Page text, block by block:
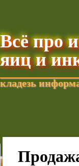
Всё про
яиц и
кладезь